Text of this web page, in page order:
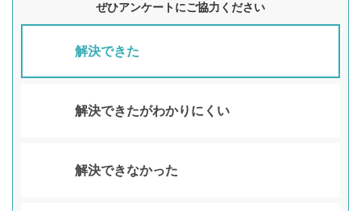
ぜひアンケートにご協力ください
解決できた
解決できたがわかりにくい
解決できなかった